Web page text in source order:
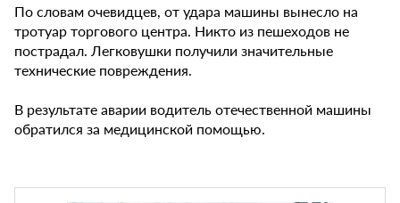
По словам очевидцев, от удара машины вынесло на
тротуар торгового центра. Никто из пешеходов не
пострадал. Легковушки получили значительные
технические повреждения.
В результате аварии водитель отечественной машины
обратился за медицинской помощью.